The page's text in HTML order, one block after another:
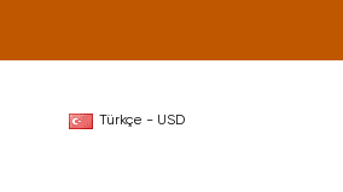
Türkçe - USD